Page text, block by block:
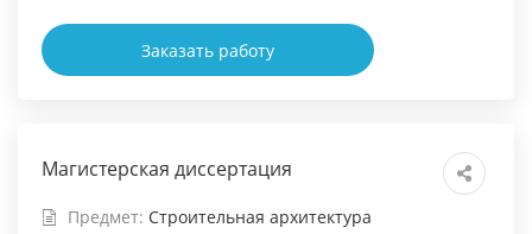
Заказать работу
Магистерская диссертация
Предмет: Строительная архитектура